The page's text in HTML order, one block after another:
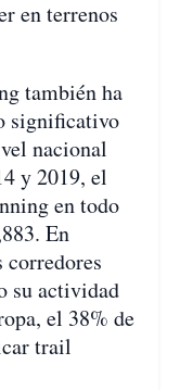
en terrenos
también ha
significativo
nacional
y 2019, el
en todo
En
corredores
su actividad
el 38% de
trail